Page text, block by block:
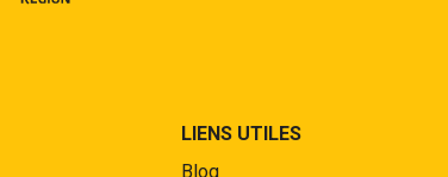
LIENS UTILES
Blog